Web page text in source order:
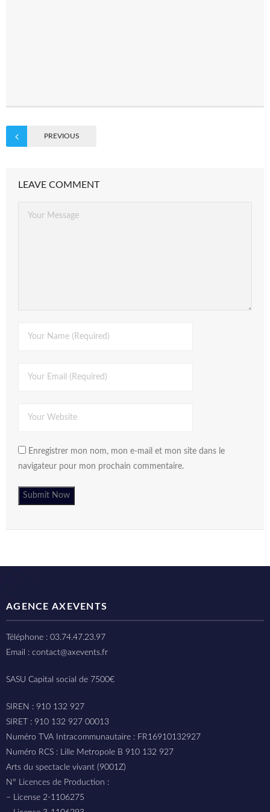
PREVIOUS
LEAVE COMMENT
Enregistrer mon nom, mon e-mail et mon site dans le
navigateur pour mon prochain commentaire.
AGENCE AXEVENTS
Téléphone : 03.74.47.23.97
Email : contact@axevents.fr
SASU Capital social de 7500€
SIREN : 910 132 927
SIRET : 910 132 927 00013
Numéro TVA Intracommunautaire : FR16910132927
Numéro RCS : Lille Metropole B 910 132 927
Arts du spectacle vivant (9001Z)
N° Licences de Production :
– License 2-1106275